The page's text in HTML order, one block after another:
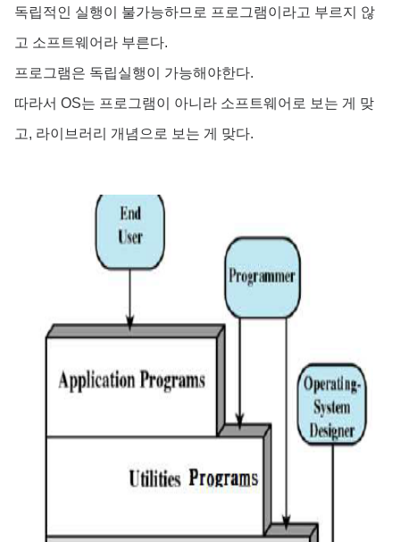
독립적인 실행이 불가능하므로 프로그램이라고 부르지 않
고 소프트웨어라 부른다.
프로그램은 독립실행이 가능해야한다.
따라서 OS는 프로그램이 아니라 소프트웨어로 보는 게 맞
고, 라이브러리 개념으로 보는 게 맞다.